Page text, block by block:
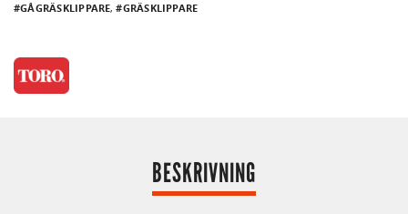
GÅGRÄSKLIPPARE, GRÄSKLIPPARE
BESKRIVNING